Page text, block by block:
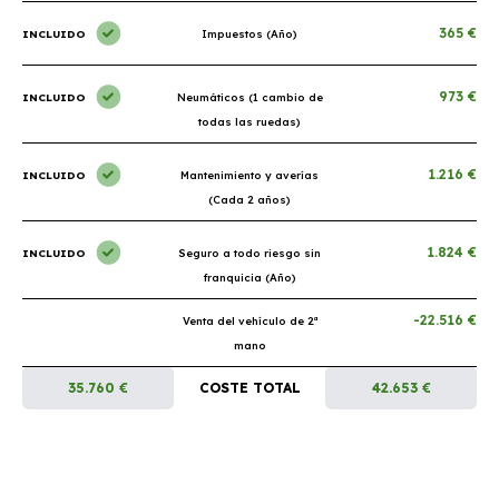
INCLUIDO Impuestos (Año) 365 €
INCLUIDO
Neumáticos (1 cambio de
todas las ruedas)
973 €
INCLUIDO
Mantenimiento y averías
(Cada 2 años)
1.216 €
INCLUIDO
Seguro a todo riesgo sin
franquicia (Año)
1.824 €
Venta del vehículo de 2ª
mano
-22.516 €
35.760 € COSTE TOTAL 42.653 €